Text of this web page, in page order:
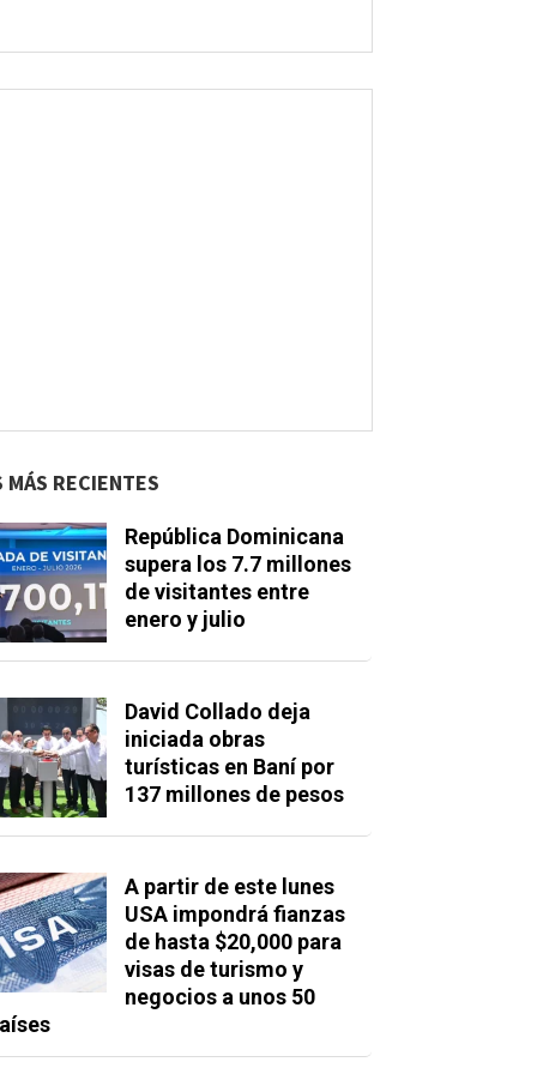
MÁS RECIENTES
República Dominicana
supera los 7.7 millones
de visitantes entre
enero y julio
David Collado deja
iniciada obras
turísticas en Baní por
137 millones de pesos
A partir de este lunes
USA impondrá fianzas
de hasta $20,000 para
visas de turismo y
negocios a unos 50